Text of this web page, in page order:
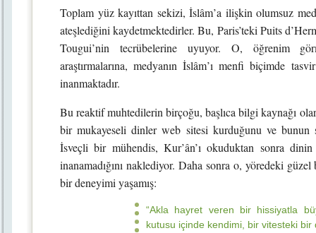
Toplam yüz kayıttan sekizi, İslâm’a ilişkin olumsuz
ateşlediğini kaydetmektedirler. Bu, Paris’teki Puits
Tougui’nin tecrübelerine uyuyor. O, öğrenim
araştırmalarına, medyanın İslâm’ı menfi biçimde
inanmaktadır.
Bu reaktif muhtedilerin birçoğu, başlıca bilgi kaynağı
bir mukayeseli dinler web sitesi kurduğunu ve bunun
İsveçli bir mühendis, Kur’ân’ı okuduktan sonra
inanamadığını naklediyor. Daha sonra o, yöredeki
bir deneyimi yaşamış:
“Akla hayret veren bir hissiyatla
kutusu içinde kendimi, bir vitesteki bir